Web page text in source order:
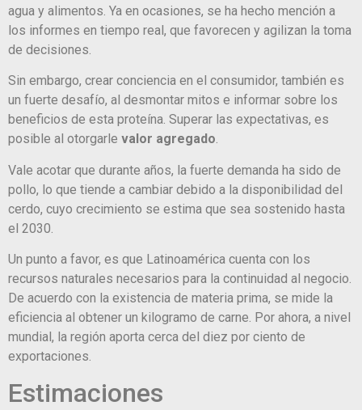
agua y alimentos. Ya en ocasiones, se ha hecho mención a
los informes en tiempo real, que favorecen y agilizan la toma
de decisiones.
Sin embargo, crear conciencia en el consumidor, también es
un fuerte desafío, al desmontar mitos e informar sobre los
beneficios de esta proteína. Superar las expectativas, es
posible al otorgarle valor agregado.
Vale acotar que durante años, la fuerte demanda ha sido de
pollo, lo que tiende a cambiar debido a la disponibilidad del
cerdo, cuyo crecimiento se estima que sea sostenido hasta
el 2030.
Un punto a favor, es que Latinoamérica cuenta con los
recursos naturales necesarios para la continuidad al negocio.
De acuerdo con la existencia de materia prima, se mide la
eficiencia al obtener un kilogramo de carne. Por ahora, a nivel
mundial, la región aporta cerca del diez por ciento de
exportaciones.
Estimaciones